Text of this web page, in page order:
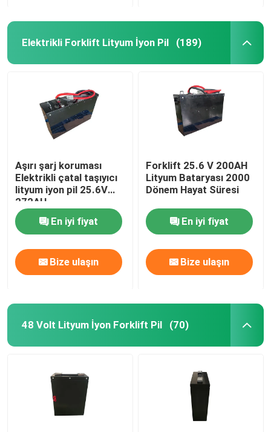
Elektrikli Forklift Lityum İyon Pil (189)
Aşırı şarj koruması
Elektrikli çatal taşıyıcı
lityum iyon pil 25.6V
272AH
En iyi fiyat
Bize ulaşın
Forklift 25.6 V 200AH
Lityum Bataryası 2000
Dönem Hayat Süresi
En iyi fiyat
Bize ulaşın
48 Volt Lityum İyon Forklift Pil (70)